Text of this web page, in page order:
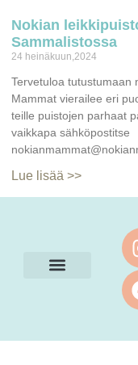
Nokian
Sammalistossa
24 heinäkuun,2024
Tervetuloa tutustumaan
Mammat vierailee eri
teille puistojen parhaat
vaikkapa sähköpostitse
Lue lisää >>